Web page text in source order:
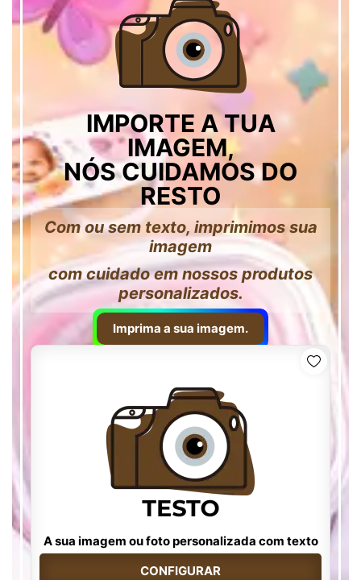
IMPORTE A TUA
IMAGEM,
NÓS CUIDAMOS DO
RESTO
Com ou sem texto, imprimimos sua
imagem
com cuidado em nossos produtos
personalizados.
Imprima a sua imagem.
A sua imagem ou foto personalizada com texto
CONFIGURAR